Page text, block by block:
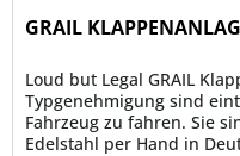
GRAIL
Loud but Legal GRAIL
Typgenehmigung sind
Fahrzeug zu fahren. Sie
Edelstahl per Hand in